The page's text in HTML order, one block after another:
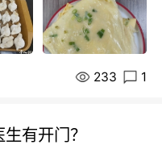
233 1
有开门？